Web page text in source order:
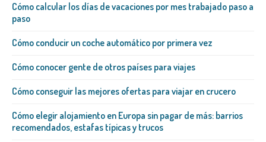
Cómo calcular los días de vacaciones por mes trabajado paso a
paso
Cómo conducir un coche automático por primera vez
Cómo conocer gente de otros países para viajes
Cómo conseguir las mejores ofertas para viajar en crucero
Cómo elegir alojamiento en Europa sin pagar de más: barrios
recomendados, estafas típicas y trucos